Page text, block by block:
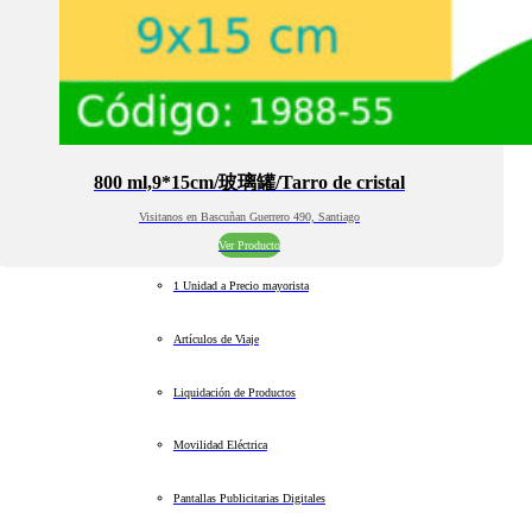
800 ml,9*15cm/玻璃罐/Tarro de cristal
Visitanos en Bascuñan Guerrero 490, Santiago
Ver Producto
1 Unidad a Precio mayorista
Artículos de Viaje
Liquidación de Productos
Movilidad Eléctrica
Pantallas Publicitarias Digitales